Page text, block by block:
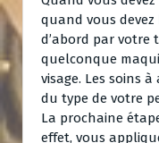
quand vous devez
d’abord par votre
quelconque
visage. Les soins
du type de votre
La prochaine
effet, vous